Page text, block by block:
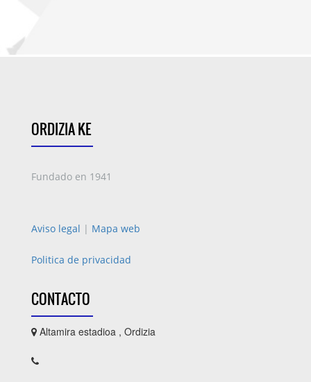
ORDIZIA KE
Fundado en 1941
Aviso legal | Mapa web
Politica de privacidad
CONTACTO
Altamira estadioa , Ordizia